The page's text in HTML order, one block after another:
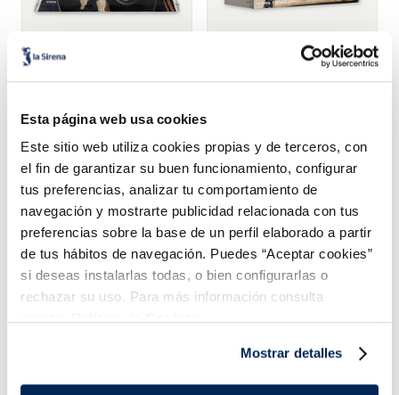
Esta página web usa cookies
Este sitio web utiliza cookies propias y de terceros, con
el fin de garantizar su buen funcionamiento, configurar
tus preferencias, analizar tu comportamiento de
navegación y mostrarte publicidad relacionada con tus
preferencias sobre la base de un perfil elaborado a partir
de tus hábitos de navegación. Puedes “Aceptar cookies”
si deseas instalarlas todas, o bien configurarlas o
rechazar su uso. Para más información consulta
Mostrar detalles
Gyozes de pollastre i
black fungus
Añadir
Gyozes de llagostins
3,79 €
Combina-ho i fes un menú de 10!